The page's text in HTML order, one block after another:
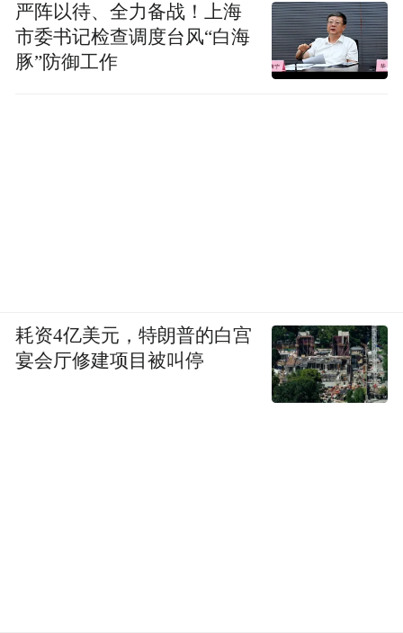
严阵以待、全力备战！上海
市委书记检查调度台风“白海
豚”防御工作
耗资4亿美元，特朗普的白宫
宴会厅修建项目被叫停